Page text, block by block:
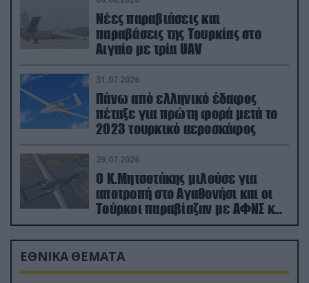
Νέες παραβιάσεις και
παραβάσεις της Τουρκίας στο
Αιγαίο με τρία UAV
31.07.2026
Πάνω από ελληνικό έδαφος
πέταξε για πρώτη φορά μετά το
2023 τουρκικό αεροσκάφος
29.07.2026
Ο Κ.Μητσοτάκης μιλούσε για
αποτροπή στο Αγαθονήσι και οι
Τούρκοι παραβίαζαν με ΑΦΝΣ και
drone
ΕΘΝΙΚΑ ΘΕΜΑΤΑ